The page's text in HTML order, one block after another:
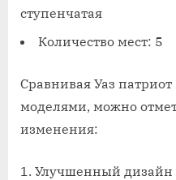
ступенчатая
Количество мест: 5
Сравнивая Уаз
моделями, можно
изменения:
Улучшенный дизайн